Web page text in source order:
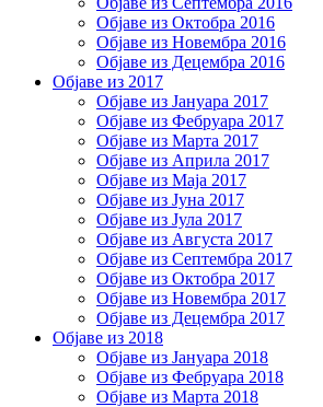
Објаве из Октобра 2016
Објаве из Новембра 2016
Објаве из Децембра 2016
Објаве из 2017
Објаве из Јануара 2017
Објаве из Фебруара 2017
Објаве из Марта 2017
Објаве из Априла 2017
Објаве из Маја 2017
Објаве из Јуна 2017
Објаве из Јула 2017
Објаве из Августа 2017
Објаве из Септембра 2017
Објаве из Октобра 2017
Објаве из Новембра 2017
Објаве из Децембра 2017
Објаве из 2018
Објаве из Јануара 2018
Објаве из Фебруара 2018
Објаве из Марта 2018